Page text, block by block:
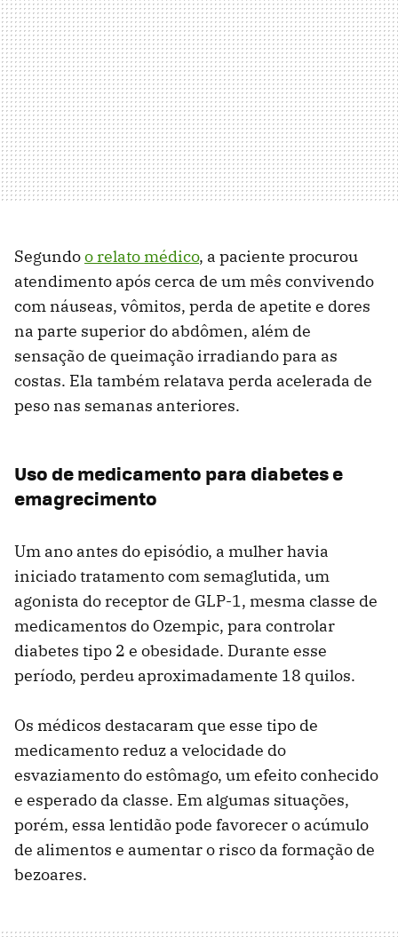
Segundoo relato médico, a paciente procurou
atendimento após cerca de um mês convivendo
com náuseas, vômitos, perda de apetite e dores
na parte superior do abdômen, além de
sensação de queimação irradiando para as
costas. Ela também relatava perda acelerada de
peso nas semanas anteriores.
Uso de medicamento para diabetes e
emagrecimento
Um ano antes do episódio, a mulher havia
iniciado tratamento com semaglutida, um
agonista do receptor de GLP-1, mesma classe de
medicamentos do Ozempic, para controlar
diabetes tipo 2 e obesidade. Durante esse
período, perdeu aproximadamente 18 quilos.
Os médicos destacaram que esse tipo de
medicamento reduz a velocidade do
esvaziamento do estômago, um efeito conhecido
e esperado da classe. Em algumas situações,
porém, essa lentidão pode favorecer o acúmulo
de alimentos e aumentar o risco da formação de
bezoares.